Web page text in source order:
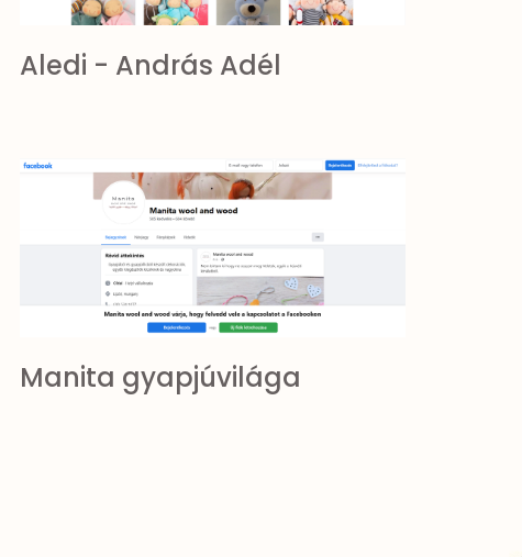
Aledi - András Adél
Manita gyapjúvilága